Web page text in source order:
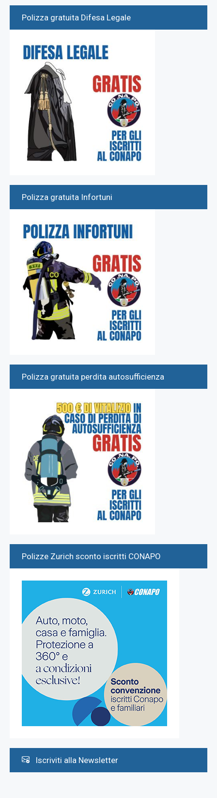
Polizza gratuita Difesa Legale
Polizza gratuita Infortuni
Polizza gratuita perdita autosufficienza
Polizze Zurich sconto iscritti CONAPO
Iscriviti alla Newsletter